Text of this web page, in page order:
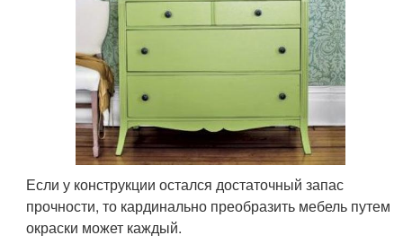
Если у конструкции остался достаточный запас
прочности, то кардинально преобразить мебель путем
окраски может каждый.